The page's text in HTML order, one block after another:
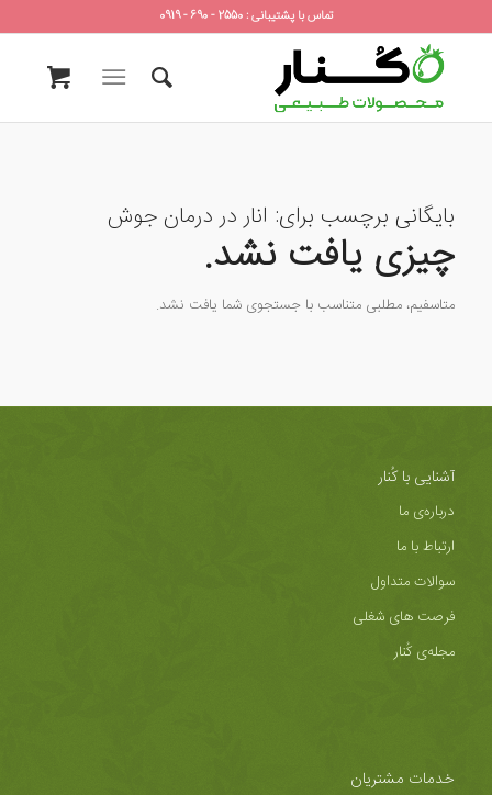
تماس با پشتیبانی : 2550 - 690 - 0919
بایگانی برچسب برای: انار در درمان جوش
چیزی یافت نشد.
متاسفیم، مطلبی متناسب با جستجوی شما یافت نشد.
آشنایی با کُنار
درباره‌ی ما
ارتباط با ما
سوالات متداول
فرصت های شغلی
مجله‌ی کُنار
خدمات مشتریان